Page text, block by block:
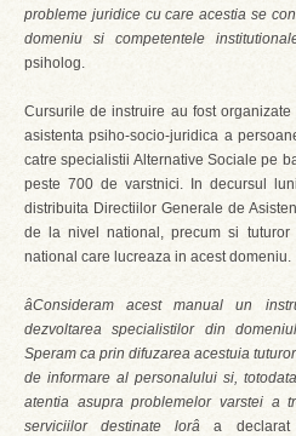
probleme juridice cu care acestia se
domeniu si competentele
psiholog.
Cursurile de instruire au fost
asistenta psiho-socio-juridica a
catre specialistii Alternative Sociale pe
peste 700 de varstnici. In decursul
distribuita Directiilor Generale de
de la nivel national, precum si tuturor
national care lucreaza in acest domeniu.
âConsideram acest manual un
dezvoltarea specialistilor din
Speram ca prin difuzarea acestuia
de informare al personalului si,
atentia asupra problemelor varstei a
serviciilor destinate lorâa declarat